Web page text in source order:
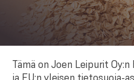
Tämä on Joen Leipurit
ja EU:n yleisen tietosuoja-